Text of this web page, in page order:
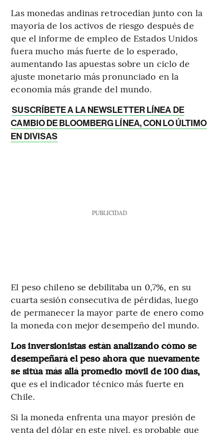
Las monedas andinas retrocedían junto con la
mayoría de los activos de riesgo después de
que el informe de empleo de Estados Unidos
fuera mucho más fuerte de lo esperado,
aumentando las apuestas sobre un ciclo de
ajuste monetario más pronunciado en la
economía más grande del mundo.
SUSCRÍBETE A LA NEWSLETTER LÍNEA DE
CAMBIO DE BLOOMBERG LÍNEA, CON LO ÚLTIMO
EN DIVISAS
PUBLICIDAD
El peso chileno se debilitaba un 0,7%, en su
cuarta sesión consecutiva de pérdidas, luego
de permanecer la mayor parte de enero como
la moneda con mejor desempeño del mundo.
Los inversionistas están analizando cómo se
desempeñará el peso ahora que nuevamente
se sitúa más allá promedio móvil de 100 días,
que es el indicador técnico más fuerte en
Chile.
Si la moneda enfrenta una mayor presión de
venta del dólar en este nivel, es probable que